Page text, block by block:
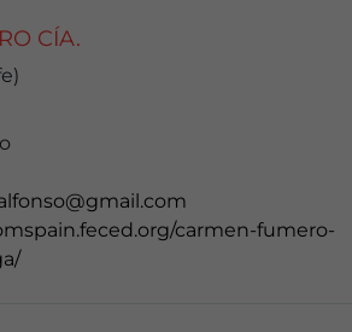
CÍA.
carmen-fumero-